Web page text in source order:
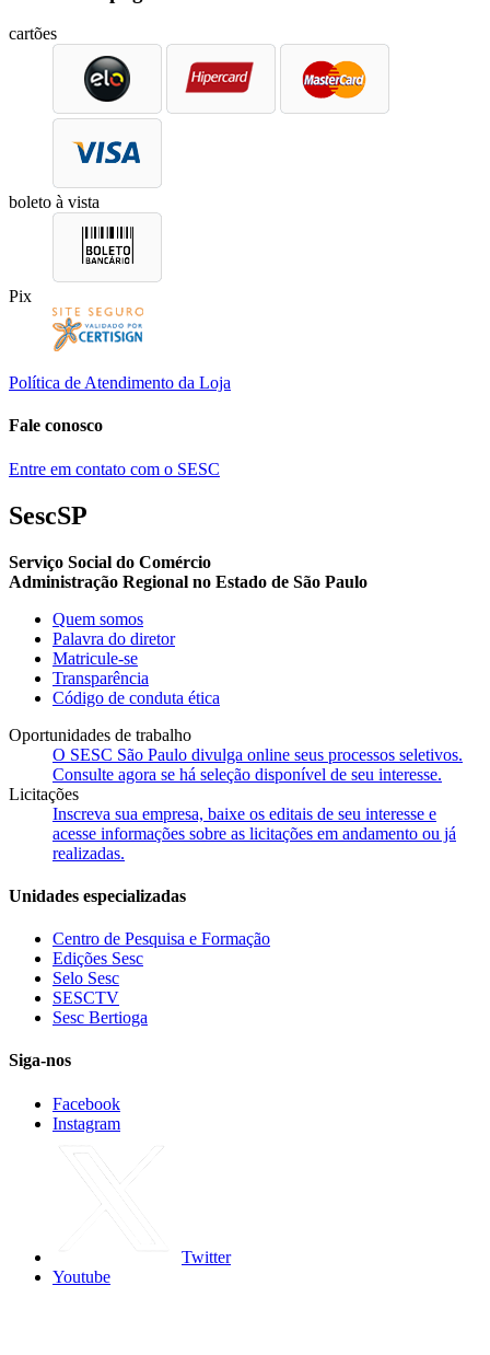
cartões
boleto à vista
Pix
Política de Atendimento da Loja
Fale conosco
Entre em contato com o SESC
SescSP
Serviço Social do Comércio
Administração Regional no Estado de São Paulo
Quem somos
Palavra do diretor
Matricule-se
Transparência
Código de conduta ética
Oportunidades de trabalho
O SESC São Paulo divulga online seus processos seletivos.
Consulte agora se há seleção disponível de seu interesse.
Licitações
Inscreva sua empresa, baixe os editais de seu interesse e
acesse informações sobre as licitações em andamento ou já
realizadas.
Unidades especializadas
Centro de Pesquisa e Formação
Edições Sesc
Selo Sesc
SESCTV
Sesc Bertioga
Siga-nos
Facebook
Instagram
Twitter
Youtube